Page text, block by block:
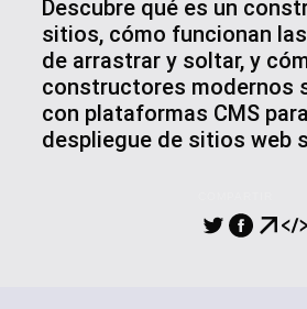
Descubre qué es un
sitios, cómo funcionan
de arrastrar y soltar, y
constructores modernos
con plataformas CMS
despliegue de sitios web